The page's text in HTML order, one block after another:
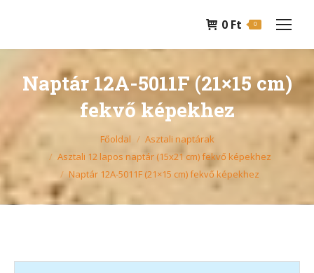
0 Ft 0
Naptár 12A-5011F (21×15 cm)
fekvő képekhez
You are here: Főoldal
Asztali naptárak
Asztali 12 lapos naptár (15x21 cm) fekvő képekhez
Naptár 12A-5011F (21×15 cm) fekvő képekhez